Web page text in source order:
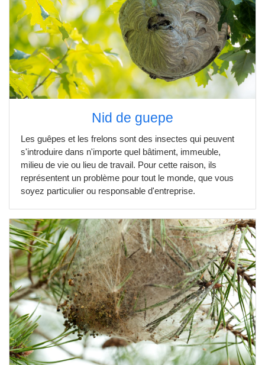
Nid de guepe
Les guêpes et les frelons sont des insectes qui peuvent
s'introduire dans n'importe quel bâtiment, immeuble,
milieu de vie ou lieu de travail. Pour cette raison, ils
représentent un problème pour tout le monde, que vous
soyez particulier ou responsable d'entreprise.